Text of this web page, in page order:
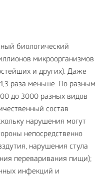
биологический
микроорганизмов
и других). Даже
раза меньше. По разным
до 3000 разных видов
состав
нарушения могут
непосредственно
нарушения стула
переваривания пищи);
инфекций и